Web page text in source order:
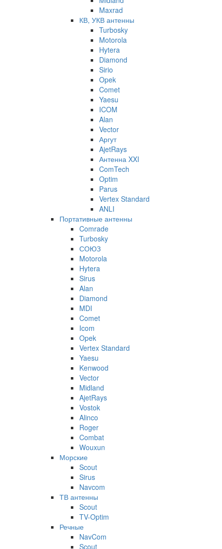
Maxrad
КВ, УКВ антенны
Turbosky
Motorola
Hytera
Diamond
Sirio
Opek
Comet
Yaesu
ICOM
Alan
Vector
Аргут
AjetRays
Антенна XXI
ComTech
Optim
Parus
Vertex Standard
ANLI
Портативные антенны
Comrade
Turbosky
СОЮЗ
Motorola
Hytera
Sirus
Alan
Diamond
MDI
Comet
Icom
Opek
Vertex Standard
Yaesu
Kenwood
Vector
Midland
AjetRays
Vostok
Alinco
Roger
Combat
Wouxun
Морские
Scout
Sirus
Navcom
ТВ антенны
Scout
TV-Optim
Речные
NavCom
Scout